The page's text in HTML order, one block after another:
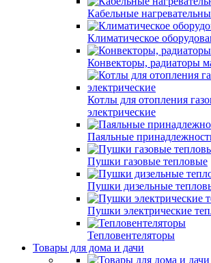
Кабельные
Климатическое
Конвекторы, радиаторы
Котлы для отопления
электрические
Паяльные
Пушки газовые тепловые
Пушки дизельные
Пушки электрические
Тепловентеляторы
Товары для дома и дачи